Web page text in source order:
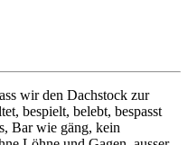
wir den Dachstock zur
bespielt, belebt, bespasst
Bar wie gäng, kein